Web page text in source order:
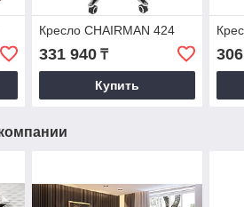
Кресло CHAIRMAN 424
331 940₸
Купить